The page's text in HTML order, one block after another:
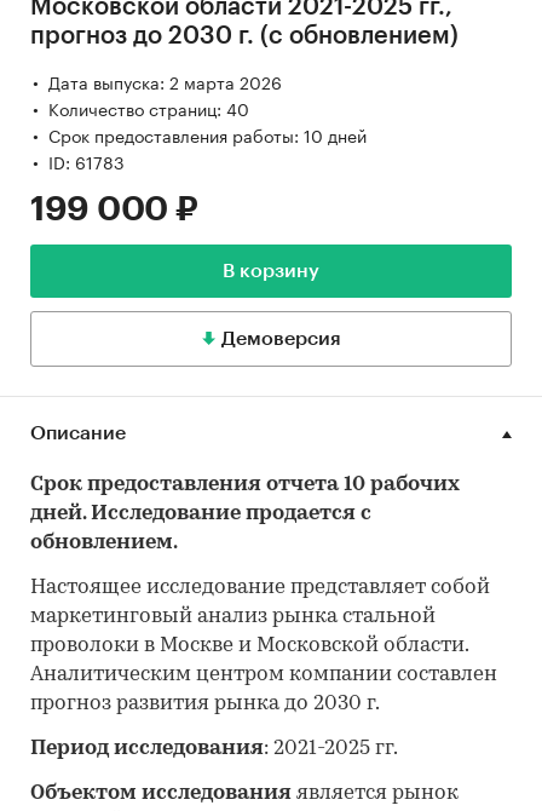
Московской области 2021-2025 гг.,
прогноз до 2030 г. (с обновлением)
Дата выпуска: 2 марта 2026
Количество страниц: 40
Срок предоставления работы: 10 дней
ID: 61783
199 000 ₽
В корзину
Демоверсия
Описание
Срок предоставления отчета 10 рабочих
дней. Исследование продается с
обновлением.
Настоящее исследование представляет собой
маркетинговый анализ рынка стальной
проволоки в Москве и Московской области.
Аналитическим центром компании составлен
прогноз развития рынка до 2030 г.
Период исследования: 2021-2025 гг.
Объектом исследования является рынок